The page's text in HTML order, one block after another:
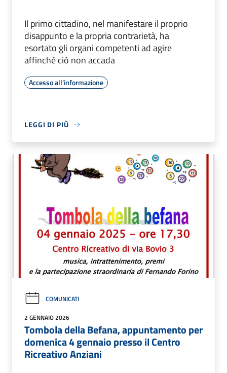
Il primo cittadino, nel manifestare il proprio
disappunto e la propria contrarietà, ha
esortato gli organi competenti ad agire
affinchè ciò non accada
Accesso all'informazione
LEGGI DI PIÙ
COMUNICATI
2 GENNAIO 2026
Tombola della Befana, appuntamento per
domenica 4 gennaio presso il Centro
Ricreativo Anziani